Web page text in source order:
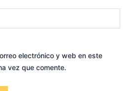
electrónico y web en este
vez que comente.